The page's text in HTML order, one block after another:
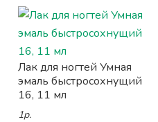
Лак для ногтей Умная
эмаль быстросохнущий
16, 11 мл
1р.